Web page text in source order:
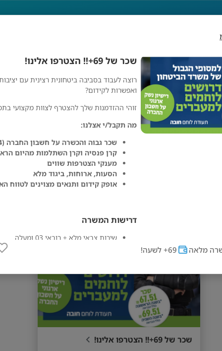
שכר של 69+!! הצטרפו אלינו!
רוצה לעבוד בסביבה ביטחונית רצינית עם
ואפשרות לקידום?
זוהי ההזדמנות שלך להצטרף לצוות מקצועי
מה תקבל/י אצלנו:
שכר גבוה והכשרה על חשבון החברה (24 ימי קורס בשכר)
קרן פנסיה וקרן השתלמות מהיום
מענקי הצטרפות שווים
הסעות, ארוחות, ביגוד מלא
אופק קידום ותנאים מצוינים לטווח
דרישות המשרה
שירות צבאי מלא + רובאי 03 ומעלה
התחייבות לשנה לאחר הקורס
מלאה 69+ לשעה!
אלינו!
שכר של 69+!! הצטרפו אלינו!